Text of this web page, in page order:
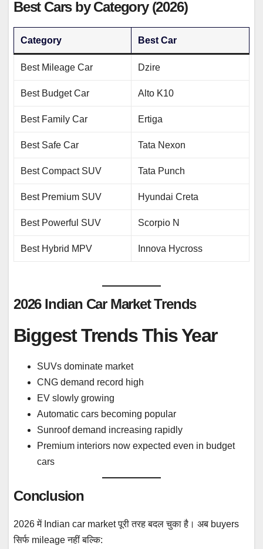
Best Cars by Category (2026)
Category Best Car
Best Mileage Car Dzire
Best Budget Car Alto K10
Best Family Car Ertiga
Best Safe Car Tata Nexon
Best Compact SUV Tata Punch
Best Premium SUV Hyundai Creta
Best Powerful SUV Scorpio N
Best Hybrid MPV Innova Hycross
2026 Indian Car Market Trends
Biggest Trends This Year
SUVs dominate market
CNG demand record high
EV slowly growing
Automatic cars becoming popular
Sunroof demand increasing rapidly
Premium interiors now expected even in budget
cars
Conclusion
2026 में Indian car market पूरी तरह बदल चुका है। अब buyers
सिर्फ mileage नहीं बल्कि: